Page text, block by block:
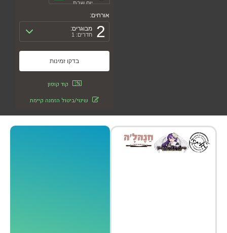
2 מבוגרים:
חדרים: 1
קוד קופון
שינוי/ביטול הזמנה קיימת